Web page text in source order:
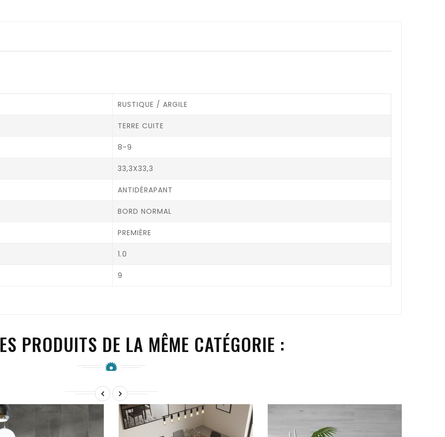
RUSTIQUE / ARGILE
TERRE CUITE
8-9
33,3X33,3
ANTIDÉRAPANT
BORD NORMAL
PREMIÈRE
1.0
9
PRODUITS DE LA MÊME CATÉGORIE :
 